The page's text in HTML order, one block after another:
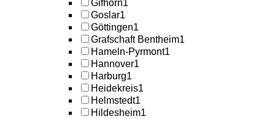
Gifhorn1
Goslar1
Göttingen1
Grafschaft Bentheim1
Hameln-Pyrmont1
Hannover1
Harburg1
Heidekreis1
Helmstedt1
Hildesheim1